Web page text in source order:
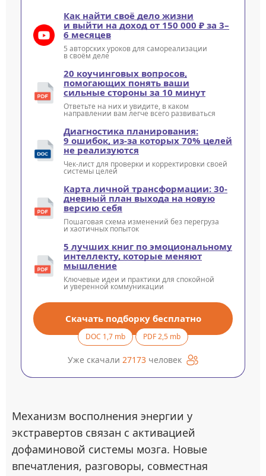
Как найти своё дело жизни
и выйти на доход от 150 000 ₽ за 3–
6 месяцев
5 авторских уроков для самореализации
в своём деле
20 коучинговых вопросов,
помогающих понять ваши
сильные стороны за 10 минут
Ответьте на них и увидите, в каком
направлении вам легче всего развиваться
Диагностика планирования:
9 ошибок, из-за которых 70% целей
не реализуются
Чек-лист для проверки и корректировки своей
системы целей
Карта личной трансформации: 30-
дневный план выхода на новую
версию себя
Пошаговая схема изменений без перегруза
и хаотичных попыток
5 лучших книг по эмоциональному
интеллекту, которые меняют
мышление
Ключевые идеи и практики для спокойной
и уверенной коммуникации
Скачать подборку бесплатно
DOC 1,7 mb PDF 2,5 mb
Уже скачали 27173 человек
Механизм восполнения энергии у
экстравертов связан с активацией
дофаминовой системы мозга. Новые
впечатления, разговоры, совместная